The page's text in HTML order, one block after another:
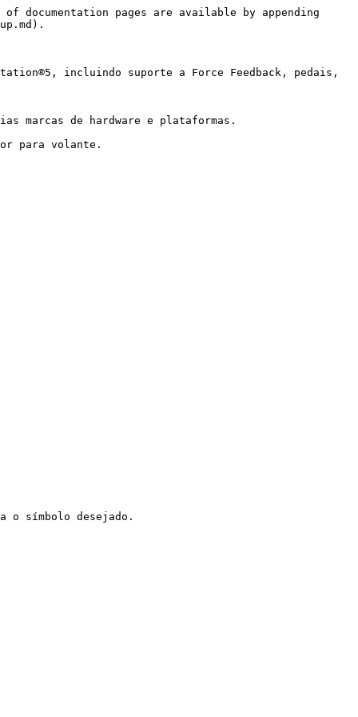
documentation pages are available by appending
incluindo suporte a Force Feedback, pedais,
marcas de hardware e plataformas.
para volante.
o símbolo desejado.